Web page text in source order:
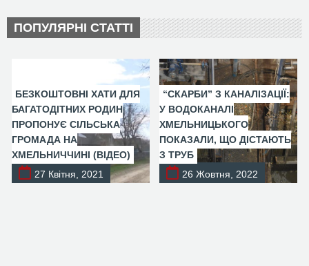
ПОПУЛЯРНІ СТАТТІ
БЕЗКОШТОВНІ ХАТИ ДЛЯ
БАГАТОДІТНИХ РОДИН
ПРОПОНУЄ СІЛЬСЬКА
ГРОМАДА НА
ХМЕЛЬНИЧЧИНІ (ВІДЕО)
27 Квітня, 2021
“СКАРБИ” З КАНАЛІЗАЦІЇ:
У ВОДОКАНАЛІ
ХМЕЛЬНИЦЬКОГО
ПОКАЗАЛИ, ЩО ДІСТАЮТЬ
З ТРУБ
26 Жовтня, 2022